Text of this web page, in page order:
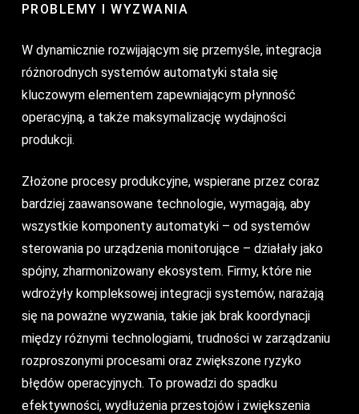
PROBLEMY I WYZWANIA
W dynamicznie rozwijającym się przemyśle, integracja
różnorodnych systemów automatyki stała się
kluczowym elementem zapewniającym płynność
operacyjną, a także maksymalizację wydajności
produkcji.
Złożone procesy produkcyjne, wspierane przez coraz
bardziej zaawansowane technologie, wymagają, aby
wszystkie komponenty automatyki – od systemów
sterowania po urządzenia monitorujące – działały jako
spójny, zharmonizowany ekosystem. Firmy, które nie
wdrożyły kompleksowej integracji systemów, narażają
się na poważne wyzwania, takie jak brak koordynacji
między różnymi technologiami, trudności w zarządzaniu
rozproszonymi procesami oraz zwiększone ryzyko
błędów operacyjnych. To prowadzi do spadku
efektywności, wydłużenia przestojów i zwiększenia